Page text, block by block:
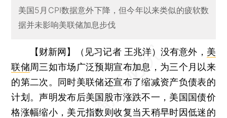
美国5月CPI数据意外下降，但今年以来类似的疲软数
据并未影响美联储加息步伐
【财新网】（见习记者 王兆洋）没有意外， 美
联储周三如市场广泛预期宣布加息，为三个月以来
的第二次。同时美联储还宣布了缩减资产负债表的
计划。声明发布后美国股市涨跌不一，美国国债价
格涨幅缩小，美元指数则收复当天稍早时因低迷的